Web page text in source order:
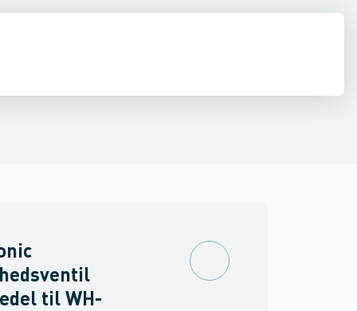
til WH-